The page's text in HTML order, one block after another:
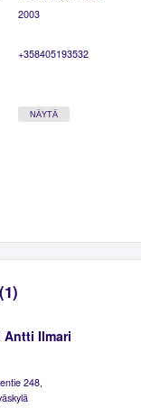
2003
+358405193532
NÄYTÄ
Antti Ilmari
248,